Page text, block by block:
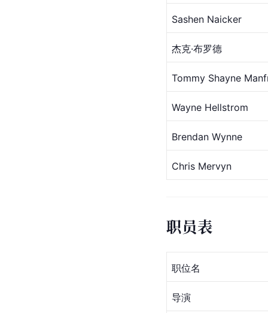
Sashen Naicker
杰克·布罗德
Tommy Shayne
Wayne Hellstrom
Brendan Wynne
Chris Mervyn
职员表
职位名
导演